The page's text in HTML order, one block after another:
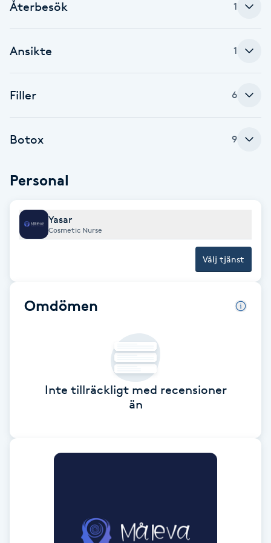
Balayage
Bambumassage
Blowout
Bröllopsuppsättning
Celluliter
Återbesök 1
Ansikte 1
Filler 6
Botox 9
Personal
Yasar
Cosmetic Nurse
Välj tjänst
Omdömen
Inte tillräckligt med recensioner
än